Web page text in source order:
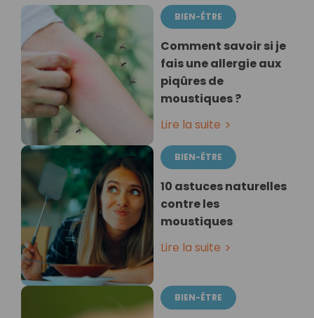
BIEN-ÊTRE
Comment savoir si je
fais une allergie aux
piqûres de
moustiques ?
Lire la suite
BIEN-ÊTRE
10 astuces naturelles
contre les
moustiques
Lire la suite
BIEN-ÊTRE